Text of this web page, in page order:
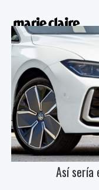
Así sería